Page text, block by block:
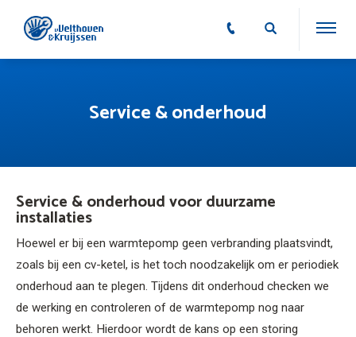
Service & onderhoud
Service & onderhoud voor duurzame
installaties
Hoewel er bij een warmtepomp geen verbranding plaatsvindt,
zoals bij een cv-ketel, is het toch noodzakelijk om er periodiek
onderhoud aan te plegen. Tijdens dit onderhoud checken we
de werking en controleren of de warmtepomp nog naar
behoren werkt. Hierdoor wordt de kans op een storing